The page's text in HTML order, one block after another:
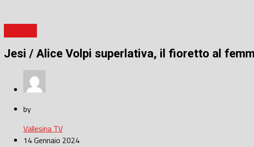
Jesi / Alice Volpi superlativa, il fioretto al
by
Vallesina TV
14 Gennaio 2024